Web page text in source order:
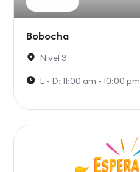
Bobocha
Nivel 3
L - D: 11:00 am - 10:00 pm